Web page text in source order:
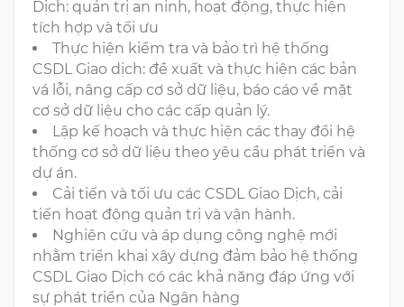
Dịch: quản trị an ninh, hoạt động, thực hiện
tích hợp và tối ưu
Thực hiện kiểm tra và bảo trì hệ thống
CSDL Giao dịch: đề xuất và thực hiện các bản
vá lỗi, nâng cấp cơ sở dữ liệu, báo cáo về mặt
cơ sở dữ liệu cho các cấp quản lý.
Lập kế hoạch và thực hiện các thay đổi hệ
thống cơ sở dữ liệu theo yêu cầu phát triển và
dự án.
Cải tiến và tối ưu các CSDL Giao Dịch, cải
tiến hoạt động quản trị và vận hành.
Nghiên cứu và áp dụng công nghệ mới
nhằm triển khai xây dựng đảm bảo hệ thống
CSDL Giao Dịch có các khả năng đáp ứng với
sự phát triển của Ngân hàng